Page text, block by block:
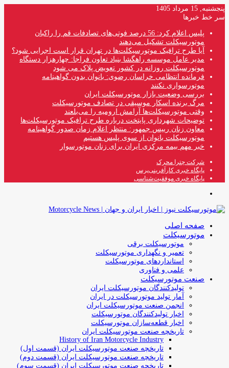
پنجشنبه, 15 مرداد 1405
سر خط خبرها
پلیس اعلام کرد: 56 درصد فوتی‌های تصادفات قم را راکبان
موتورسیکلت تشکیل می‌دهند
آیا طرح ترافیک موتورسیکلت‌ها در تهران قرار است اجرایی شود؟
مدیر عامل موسسه راهگشا بنیاد تعاون فراجا: چهارهزار دستگاه
موتورسیکلت روزانه در کشور تعویض پلاک می شود
فرمانده انتظامی خراسان رضوی: بانوان بدون گواهینامه
موتورسواری نکنند
بررسی وضعیت بازار موتورسیکلت ایران
مرگ برنده اسکار موسیقی در تصادف موتورسیکلت
وقتی موتورسیکلت‌ها آرامش ارومیه را می‌بلعند
توضیحات شهرداری پایتخت درباره طرح ترافیک موتورسیکلت‌ها
معاون زنان رییس جمهور: منتظر اعلام زمان صدور گواهینامه
موتورسیکلت بانوان از سوی پلیس هستیم
خبر مهم بیمه مرکزی ایران برای زنان موتورسوار
شرکت چترا محرک
پایگاه خبری کارآفرینی‌پرس
پایگاه خبری موفقیت‌شناسی
صفحه اصلی
موتورسیکلت
موتورسیکلت برقی
تعمیر و نگهداری موتورسیکلت
استانداردهای موتورسیکلت
علمی و فناوری
صنعت موتورسیکلت
تولیدکنندگان موتورسیکلت ایران
آمار تولید موتورسیکلت در ایران
انجمن صنعت موتورسیکلت ایران
اخبار تولیدکنندگان موتورسیکلت
اخبار قطعه‌سازان موتورسیکلت
تاریخچه صنعت موتورسیکلت ایران
History of Iran Motorcycle Industry
تاریخچه صنعت موتورسیکلت ایران (قسمت اول)
تاریخچه صنعت موتورسیکلت ایران (قسمت دوم)
تاریخچه صنعت موتورسیکلت ایران (قسمت سوم)